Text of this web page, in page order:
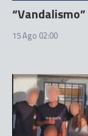
15 Ago 02:00